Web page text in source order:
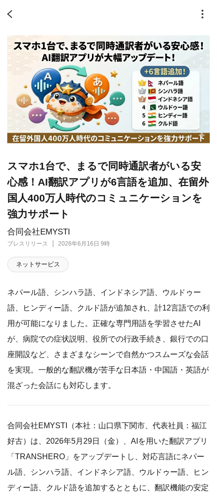
合同会社EMYSTI
プレスリリース 2026年6月16日 9時
スマホ1台で、まるで同時通訳者がいる安
心感！AI翻訳アプリが6言語を追加、在留外
国人400万人時代のコミュニケーションを
強力サポート
ネットサービス
ネパール語、シンハラ語、インドネシア語、ウルドゥー
語、ヒンディー語、クルド語が追加され、計12言語での利
用が可能になりました。正確な専門用語を学習させたAI
が、病院での症状説明、役所での行政手続き、銀行での口
座開設など、さまざまなシーンで自然かつスムーズな会話
を実現。一般的な翻訳機が苦手な日本語・中国語・英語が
混ざった会話にも対応します。
合同会社EMYSTI（本社：山口県下関市、代表社員：福江
好古）は、2026年5月29日（金）、AIを用いた翻訳アプリ
「TRANSHERO」をアップデートし、対応言語にネパー
ル語、シンハラ語、インドネシア語、ウルドゥー語、ヒン
ディー語、クルド語を追加するとともに、翻訳機能の安定